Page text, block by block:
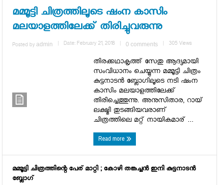
മമ്മൂട്ടി ചിത്രത്തിലൂടെ ഷംന കാസിം
മലയാളത്തിലേക്ക് തിരിച്ചുവരുന്നു
Posted byadmin | Date: February 21, 2018 | 0 comments | 305 Views
തിരക്കഥാകൃത്ത് സേതു ആദ്യമായി
സംവിധാനം ചെയ്യുന്ന മമ്മൂട്ടി ചിത്രം
കുട്ടനാടന്‍ ബ്ലോഗിലൂടെ നടി ഷംന
കാസിം മലയാളത്തിലേക്ക്
തിരിച്ചെത്തുന്നു. അനുസിതാര, റായ്
ലക്ഷ്മി തുടങ്ങിയവരാണ്
ചിത്രത്തിലെ മറ്റ് നായികമാര് ...
Read more
മമ്മൂട്ടി ചിത്രത്തിന്റെ പേര് മാറ്റി ; കോഴി തങ്കച്ചൻ ഇനി കുട്ടനാടൻ
ബ്ലോഗ്